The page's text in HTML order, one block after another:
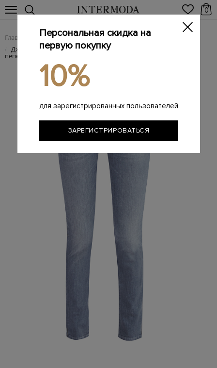
0
Главная Женщинам / Женская одежда / Женские джинсы
/ Джинсы Kimberly из денима Курабо в приглушенном
пепельно-сером оттенке
Персональная скидка на
первую покупку
10%
для зарегистрированных пользователей
ЗАРЕГИСТРИРОВАТЬСЯ